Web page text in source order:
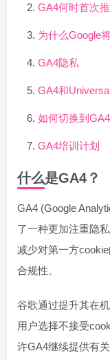
GA4何时首次
为什么Google
GA4隐私
GA4和
如何切换到GA4
GA4培训计划
什么是GA4？
GA4 (Google
了一种更加注重隐
减少对第一方
合规性。
谷歌通过提升其在
用户选择不接受
许GA4继续提供有